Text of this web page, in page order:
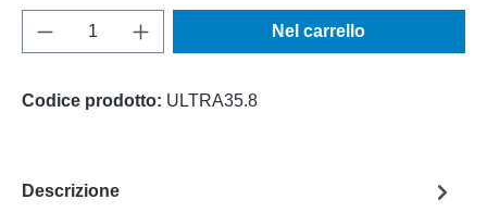
Quantità del prodotto: inserisci la quantità
Nel carrello
Codice prodotto: ULTRA35.8
Descrizione